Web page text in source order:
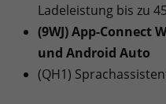
Ladeleistung bis zu
(9WJ) App-Connect
und Android Auto
(QH1)